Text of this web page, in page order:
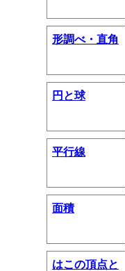
形調べ・直角
円と球
平行線
面積
はこの頂点と